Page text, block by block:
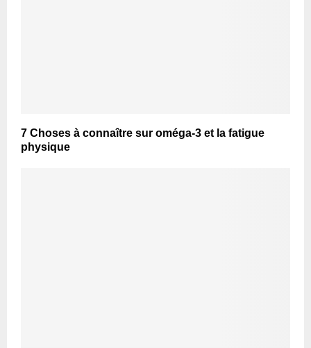
7 Choses à connaître sur oméga-3 et la fatigue
physique